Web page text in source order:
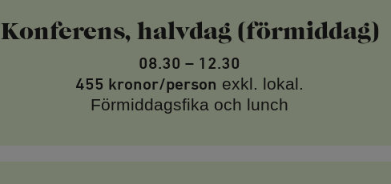
Konferens, halvdag (förmiddag)
08.30 – 12.30
455 kronor/person exkl. lokal.
Förmiddagsfika och lunch